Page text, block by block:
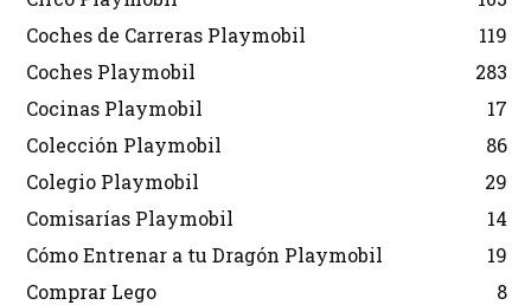
Coches de Carreras Playmobil
119
Coches Playmobil
283
Cocinas Playmobil
17
Colección Playmobil
86
Colegio Playmobil
29
Comisarías Playmobil
14
Cómo Entrenar a tu Dragón Playmobil
19
Comprar Lego
8